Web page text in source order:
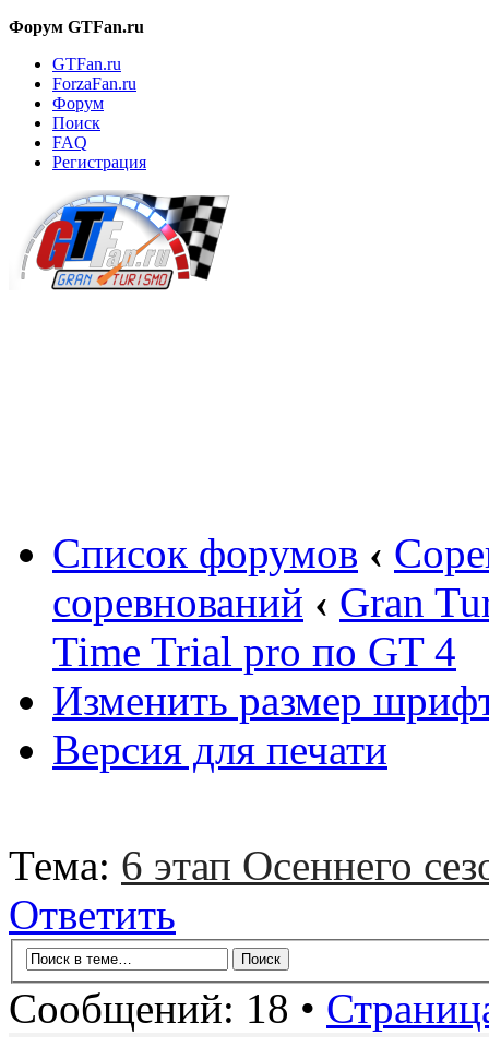
Форум GTFan.ru
GTFan.ru
ForzaFan.ru
Форум
Поиск
FAQ
Регистрация
Список форумов ‹
соревнований ‹ Gran
Time Trial pro по GT 4
Изменить размер
Версия для печати
Тема: 6 этап Осеннего
Ответить
Сообщений: 18 •